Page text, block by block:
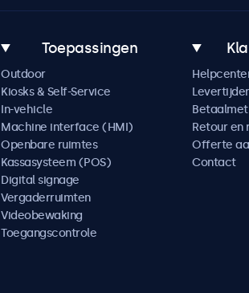
Toepassingen
Outdoor
Kiosks & Self-Service
In-vehicle
Machine interface (HMI)
Openbare ruimtes
Kassasysteem (POS)
Digital signage
Vergaderruimten
Videobewaking
Toegangscontrole
Retour en
Offerte
Contact